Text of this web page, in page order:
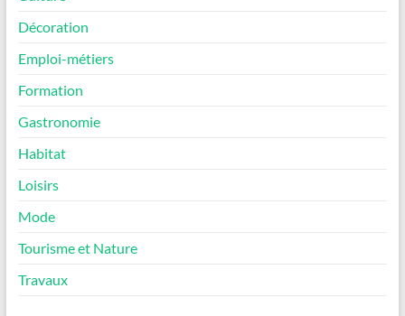
Décoration
Emploi-métiers
Formation
Gastronomie
Habitat
Loisirs
Mode
Tourisme et Nature
Travaux